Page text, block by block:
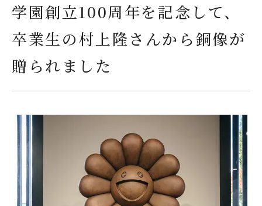
教職員採用 求人情報配信登録
Hongo Stories
リンク
学園創立100周年を記念して、
卒業生の村上隆さんから銅像が
贈られました